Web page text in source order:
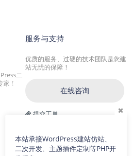
二
！
服务与支持
优质的服务、过硬的技术团队是您建
站无忧的保障！
在线咨询
提交工单
交流二群：64786792
本站承接WordPress建站仿站、
二次开发、主题插件定制等PHP开